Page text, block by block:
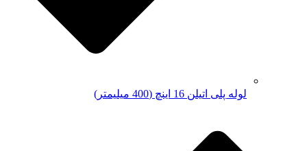
لوله پلی اتیلن 16 اینچ (400 میلیمتر)